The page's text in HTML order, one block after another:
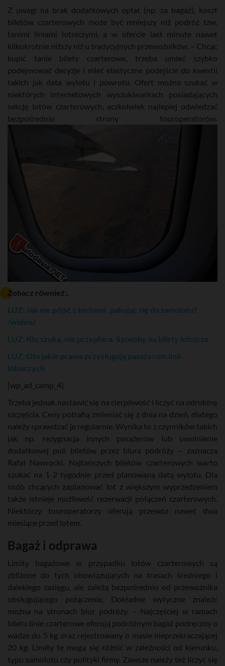
Z uwagi na brak dodatkowych opłat (np. za bagaż), koszt
biletów czarterowych może być mniejszy niż podróż tzw.
tanimi liniami lotniczymi, a w ofercie last minute nawet
kilkukrotnie niższy niż u tradycyjnych przewoźników. – Chcąc
kupić tanie bilety czarterowe, trzeba umieć szybko
podejmować decyzje i mieć elastyczne podejście do kwestii
takich jak data wylotu i powrotu. Ofert można szukać w
niektórych internetowych wyszukiwarkach posiadających
sekcję lotów czarterowych, aczkolwiek najlepiej odwiedzać
bezpośrednio strony touroperatorów.
Zobacz również:.
LUZ: Jak nie pójść z torbami, pakując się do samolotu?
/wideo/
LUZ: Kto szuka, nie przepłaca. Sposoby na bilety lotnicze
LUZ: Oto jakie prawa przysługują pasażerom linii
lotniczych
[wp_ad_camp_4]
Trzeba jednak nastawić się na cierpliwość i liczyć na odrobinę
szczęścia. Ceny potrafią zmieniać się z dnia na dzień, dlatego
należy sprawdzać je regularnie. Wynika to z czynników takich
jak np. rezygnacja innych pasażerów lub uwolnienie
dodatkowej puli biletów przez biura podróży – zaznacza
Rafał Nawrocki. Najtańszych biletów czarterowych warto
szukać na 1-2 tygodnie przed planowaną datą wylotu. Dla
osób chcących zaplanować lot z większym wyprzedzeniem
także istnieje możliwość rezerwacji połączeń czarterowych.
Niektórzy touroperatorzy oferują przewóz nawet dwa
miesiące przed lotem.
Bagaż i odprawa
Limity bagażowe w przypadku lotów czarterowych są
zbliżone do tych obowiązujących na trasach średniego i
dalekiego zasięgu, ale zależą bezpośrednio od przewoźnika
obsługującego połączenie. Dokładne wytyczne znaleźć
można na stronach biur podróży. – Najczęściej w ramach
biletu linie czarterowe oferują podróżnym bagaż podręczny o
wadze do 5 kg oraz rejestrowany o masie nieprzekraczającej
20 kg. Limity te mogą się różnić w zależności od kierunku,
typu samolotu czy polityki firmy. Zawsze należy też liczyć się